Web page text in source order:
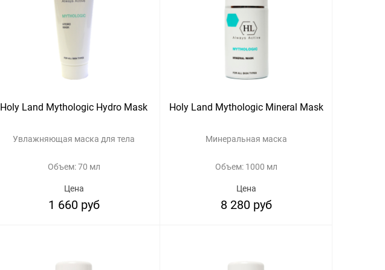
Holy Land Mythologic Hydro Mask
Увлажняющая маска для тела
Объем: 70 мл
Цена
1 660 руб
Holy Land Mythologic Mineral Mask
Минеральная маска
Объем: 1000 мл
Цена
8 280 руб